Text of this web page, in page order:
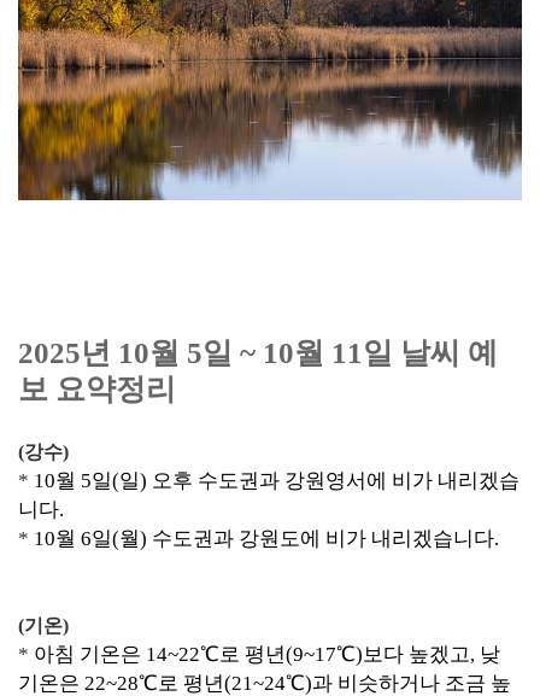
2025년 10월 5일 ~ 10월 11일 날씨 예
보 요약정리
(강수)
* 10월 5일(일) 오후 수도권과 강원영서에 비가 내리겠습
니다.
* 10월 6일(월) 수도권과 강원도에 비가 내리겠습니다.
(기온)
* 아침 기온은 14~22℃로 평년(9~17℃)보다 높겠고, 낮
기온은 22~28℃로 평년(21~24℃)과 비슷하거나 조금 높